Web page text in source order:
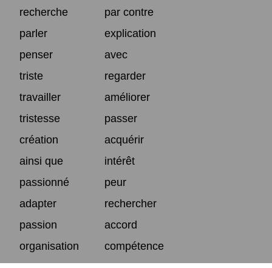
recherche
par contre
parler
explication
penser
avec
triste
regarder
travailler
améliorer
tristesse
passer
création
acquérir
ainsi que
intérêt
passionné
peur
adapter
rechercher
passion
accord
organisation
compétence